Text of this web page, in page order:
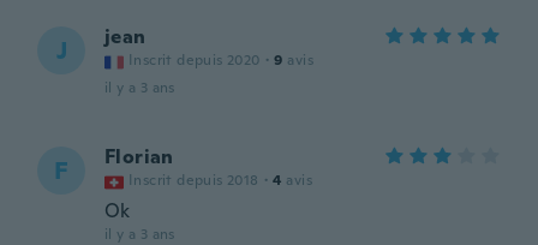
J jean
Inscrit depuis 2020 · 9 avis
il y a 3 ans
F Florian
Inscrit depuis 2018 · 4 avis
Ok
il y a 3 ans